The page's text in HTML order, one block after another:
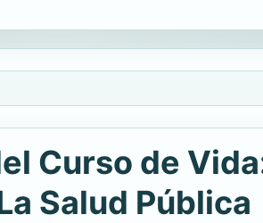
Curso de
Salud Pública